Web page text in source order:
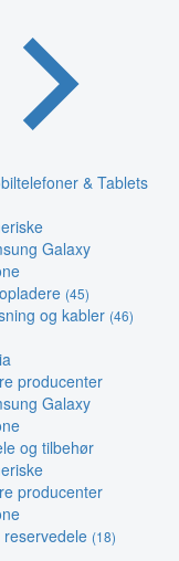
& Tablets
Galaxy
(45)
og kabler (46)
producenter
Galaxy
og tilbehør
producenter
(18)